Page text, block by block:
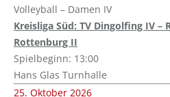
Volleyball – Damen IV
Kreisliga Süd: TV Dingolfing IV –
Rottenburg II
Spielbeginn: 13:00
Hans Glas Turnhalle
25. Oktober 2026